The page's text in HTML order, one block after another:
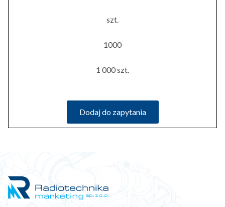
szt.
1000
1 000 szt.
Dodaj do zapytania